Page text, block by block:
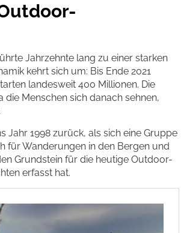
Jahrzehnte lang zu einer starken
kehrt sich um: Bis Ende 2021
landesweit 400 Millionen. Die
Menschen sich danach sehnen,
Jahr 1998 zurück, als sich eine Gruppe
für Wanderungen in den Bergen und
Grundstein für die heutige Outdoor-
erfasst hat.